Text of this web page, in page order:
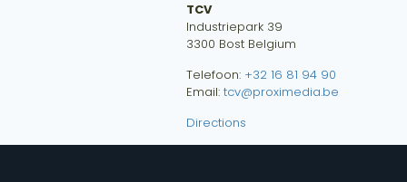
TCV
Industriepark 39
3300 Bost Belgium
Telefoon: +32 16 81 94 90
Email: tcv@proximedia.be
Directions